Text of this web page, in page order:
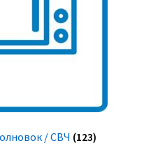
/ СВЧ (123)